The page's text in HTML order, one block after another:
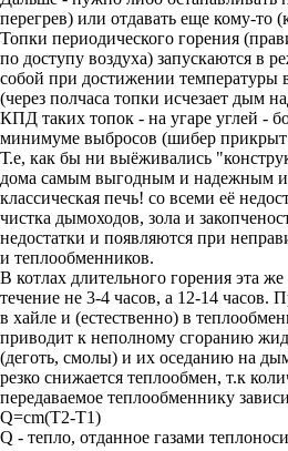
перегрев) или отдавать еще кому-то
Топки периодического горения
по доступу воздуха) запускаются в
собой при достижении температуры
(через полчаса топки исчезает дым
КПД таких топок - на угаре углей -
минимуме выбросов (шибер
Т.е, как бы ни выёживались
дома самым выгодным и надежным
классическая печь! со всеми её
чистка дымоходов, зола и
недостатки и появляются при
и теплообменников.
В котлах длительного горения эта же
течение не 3-4 часов, а 12-14 часов.
в хайле и (естественно) в
приводит к неполному сгоранию
(деготь, смолы) и их оседанию на
резко снижается теплообмен, т.к
передаваемое теплообменнику
Q=cm(T2-T1)
Q - тепло, отданное газами